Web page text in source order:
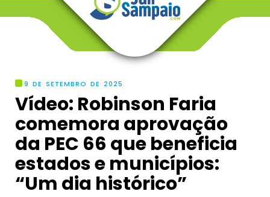
9 DE SETEMBRO DE 2025
Vídeo: Robinson Faria
comemora aprovação
da PEC 66 que beneficia
estados e municípios:
“Um dia histórico”